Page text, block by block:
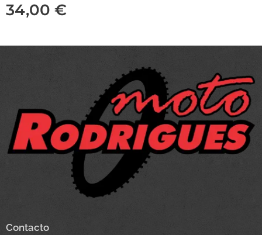
34,00 €
Contacto